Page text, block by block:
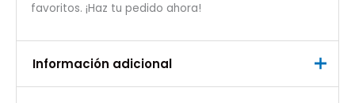
favoritos. ¡Haz tu pedido ahora!
Información adicional